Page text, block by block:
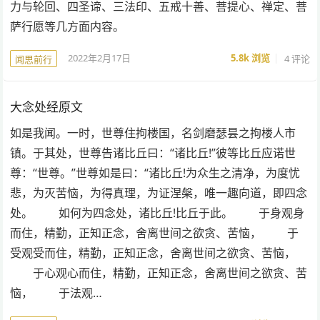
力与轮回、四圣谛、三法印、五戒十善、菩提心、禅定、菩
萨行愿等几方面内容。
闻思前行 2022年2月17日 5.8k浏览 4 评论
大念处经原文
如是我闻。一时，世尊住拘楼国，名剑磨瑟昙之拘楼人市
镇。于其处，世尊告诸比丘曰：“诸比丘!”彼等比丘应诺世
尊：“世尊。”世尊如是曰：“诸比丘!为众生之清净，为度忧
悲，为灭苦恼，为得真理，为证涅槃，唯一趣向道，即四念
处。 如何为四念处，诸比丘!比丘于此。 于身观身
而住，精勤，正知正念，舍离世间之欲贪、苦恼， 于
受观受而住，精勤，正知正念，舍离世间之欲贪、苦恼，
于心观心而住，精勤，正知正念，舍离世间之欲贪、苦
恼， 于法观…